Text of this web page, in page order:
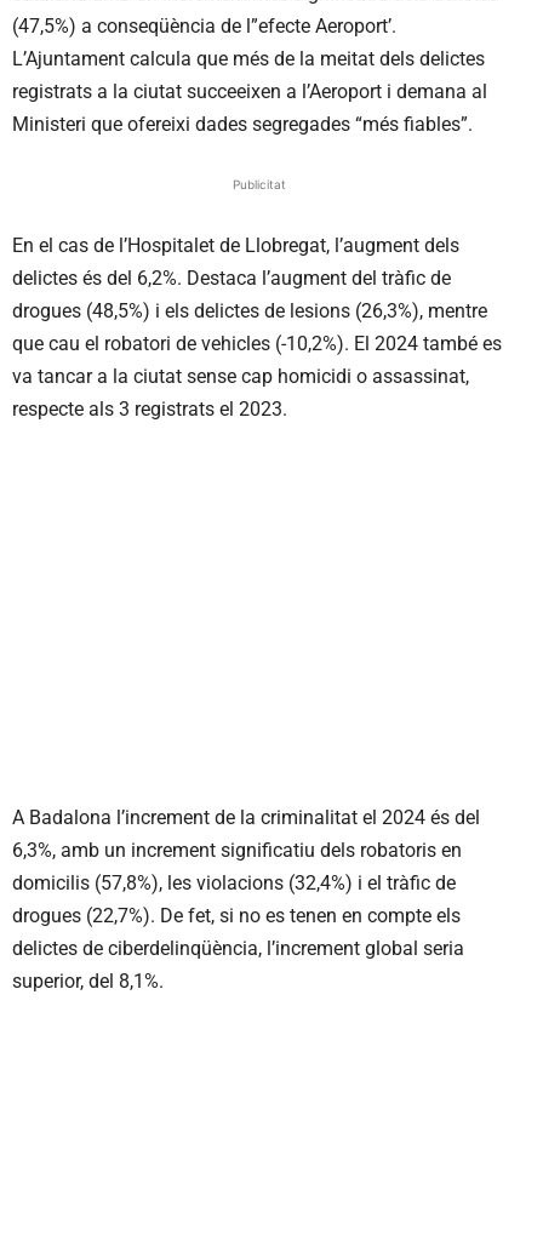
(47,5%) a conseqüència de l”efecte Aeroport’.
L’Ajuntament calcula que més de la meitat dels delictes
registrats a la ciutat succeeixen a l’Aeroport i demana al
Ministeri que ofereixi dades segregades “més fiables”.
Publicitat
En el cas de l’Hospitalet de Llobregat, l’augment dels
delictes és del 6,2%. Destaca l’augment del tràfic de
drogues (48,5%) i els delictes de lesions (26,3%), mentre
que cau el robatori de vehicles (-10,2%). El 2024 també es
va tancar a la ciutat sense cap homicidi o assassinat,
respecte als 3 registrats el 2023.
A Badalona l’increment de la criminalitat el 2024 és del
6,3%, amb un increment significatiu dels robatoris en
domicilis (57,8%), les violacions (32,4%) i el tràfic de
drogues (22,7%). De fet, si no es tenen en compte els
delictes de ciberdelinqüència, l’increment global seria
superior, del 8,1%.